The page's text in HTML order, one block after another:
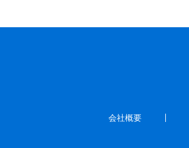
会社概要